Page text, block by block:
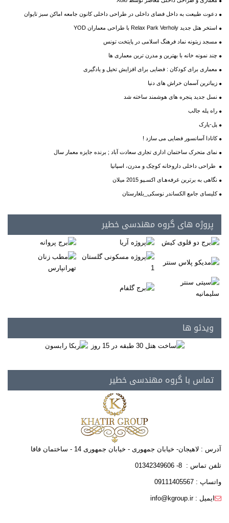
دعوت طبیعت به داخل فضای داخلی در طراحی داخلی کانون جامعه اماکن سبز تایوان
استخر هتل جدید Relax Park Verholy با طراحی معماران YOD
مسجد زیتونه نماد فرهنگ اسلامی در پایتخت تونس
چند نمونه خانه با بهترین و مدرن ترین معماری ها
معماری برای کودکان : فضایی برای افزایش تخیل و یادگیری
زیباترین آسمان خراش های دنیا
نسل جدید پنجره های هوشمند ساخته شد
راه پله جالب
پل-پارک
کانادا آسانسور فضایی می سازد !
نمای متحرک ساختمان اداری تجاری سعادت آباد ; برنده جایزه معمار سال
طراحی داخلی داروخانه کوچک و مدرن، اسپانیا
نگاهی به برترین غرفه‌هـای اکسـپو 2015 میلان
کلیسای جامع الکساندر نوسکی_بلغارستان
پروژه های گروه مهندسی خطیر
ویدئو ها
تماس با گروه مهندسی خطیر
آدرس : لاهیجان- خیابان جمهوری - خیابان جمهوری 14 - ساختمان فافا
تلفن تماس : 8- 01342349606
واتساپ : 09111405567
ایمیل : info@kgroup.ir